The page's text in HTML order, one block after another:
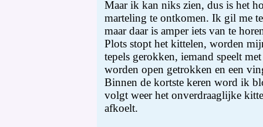
Maar ik kan niks zien, dus is het
marteling te ontkomen. Ik gil me
maar daar is amper iets van te
Plots stopt het kittelen, worden
tepels gerokken, iemand speelt
worden open getrokken en een
Binnen de kortste keren word ik
volgt weer het onverdraaglijke
afkoelt.